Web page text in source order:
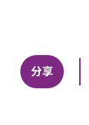
分享